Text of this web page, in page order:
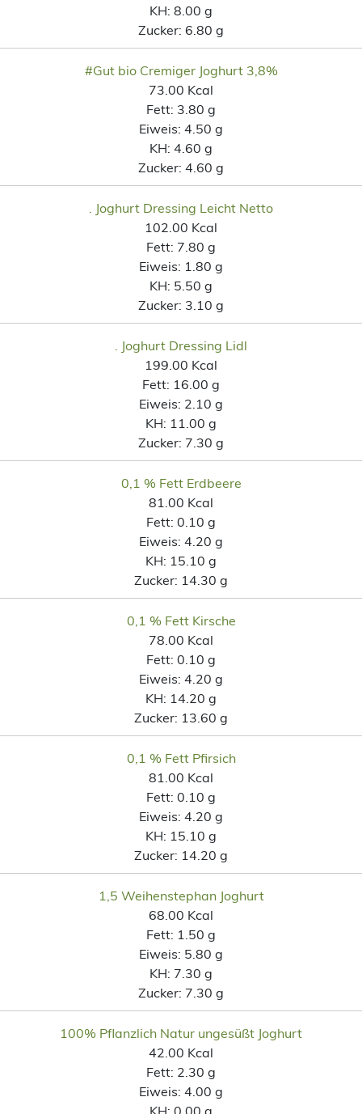
KH: 8.00 g
Zucker: 6.80 g
#Gut bio Cremiger Joghurt 3,8%
73.00 Kcal
Fett: 3.80 g
Eiweis: 4.50 g
KH: 4.60 g
Zucker: 4.60 g
. Joghurt Dressing Leicht Netto
102.00 Kcal
Fett: 7.80 g
Eiweis: 1.80 g
KH: 5.50 g
Zucker: 3.10 g
. Joghurt Dressing Lidl
199.00 Kcal
Fett: 16.00 g
Eiweis: 2.10 g
KH: 11.00 g
Zucker: 7.30 g
0,1 % Fett Erdbeere
81.00 Kcal
Fett: 0.10 g
Eiweis: 4.20 g
KH: 15.10 g
Zucker: 14.30 g
0,1 % Fett Kirsche
78.00 Kcal
Fett: 0.10 g
Eiweis: 4.20 g
KH: 14.20 g
Zucker: 13.60 g
0,1 % Fett Pfirsich
81.00 Kcal
Fett: 0.10 g
Eiweis: 4.20 g
KH: 15.10 g
Zucker: 14.20 g
1,5 Weihenstephan Joghurt
68.00 Kcal
Fett: 1.50 g
Eiweis: 5.80 g
KH: 7.30 g
Zucker: 7.30 g
100% Pflanzlich Natur ungesüßt Joghurt
42.00 Kcal
Fett: 2.30 g
Eiweis: 4.00 g
KH: 0.00 g